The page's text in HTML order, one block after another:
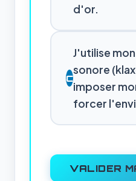
d'or.
C
J'utilise
sonore
imposer
forcer
VALIDER